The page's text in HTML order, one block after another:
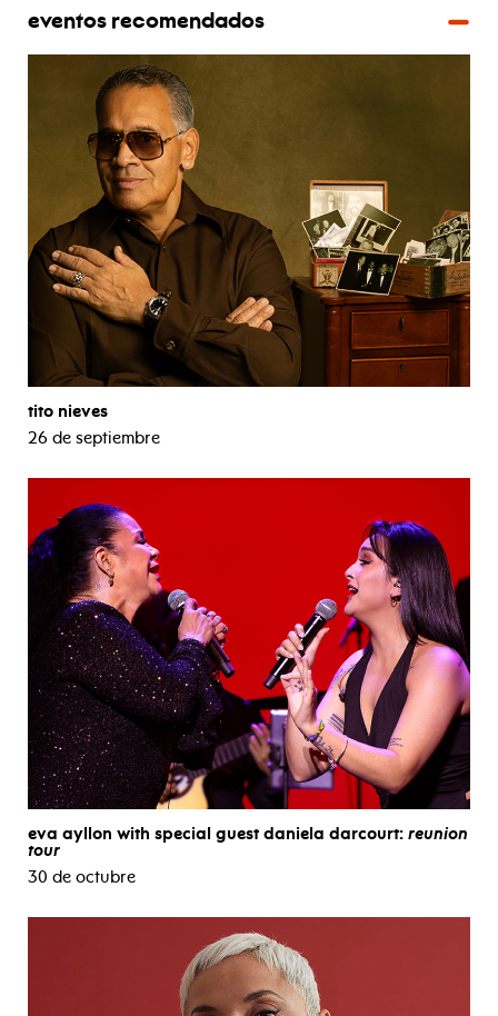
eventos recomendados
tito nieves
26 de septiembre
eva ayllon with special guest daniela darcourt: reunion
tour
30 de octubre